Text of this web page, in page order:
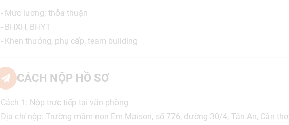
- Mức lương: thỏa thuận
- BHXH, BHYT
- Khen thưởng, phụ cấp, team building
CÁCH NỘP HỒ SƠ
Cách 1: Nộp trực tiếp tại văn phòng
Địa chỉ nộp: Trường mầm non Em Maison, số 776, đường 30/4, Tân An, Cần thơ